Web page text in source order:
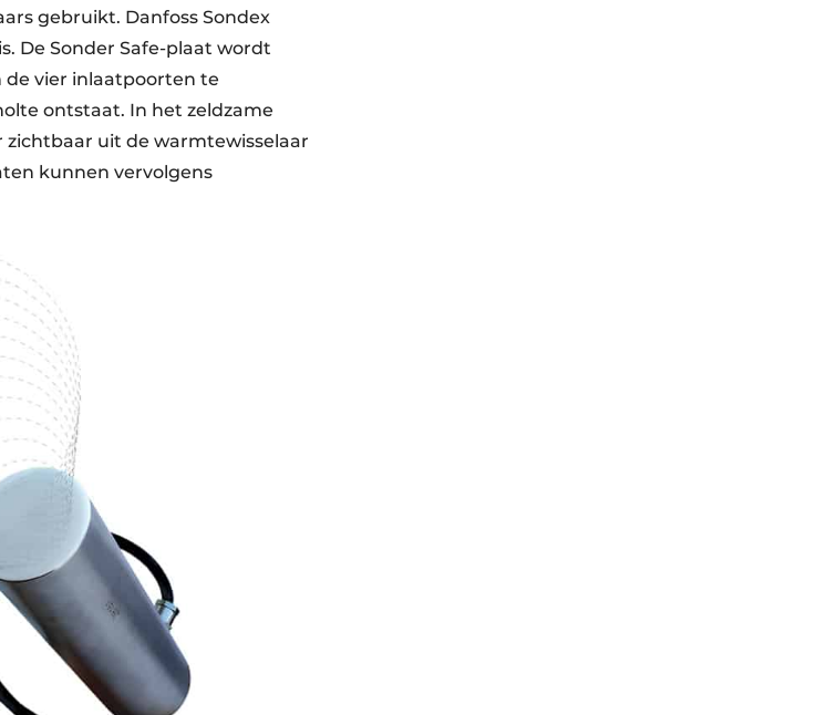
gebruikt. Danfoss Sondex
De Sonder Safe-plaat wordt
vier inlaatpoorten te
ontstaat. In het zeldzame
zichtbaar uit de warmtewisselaar
kunnen vervolgens